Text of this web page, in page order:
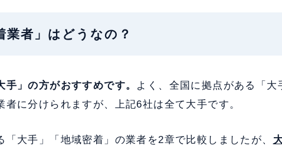
者」はどうなの？
手」の方がおすすめです。 よく、全国に拠点がある「大
に分けられますが、上記6社は全て大手です。
大手」「地域密着」の業者を2章で比較しましたが、